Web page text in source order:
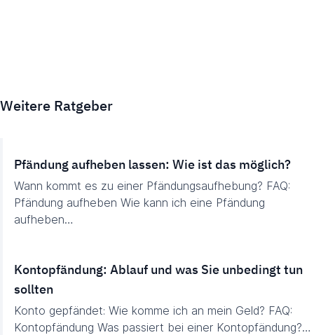
Weitere Ratgeber
Pfändung aufheben lassen: Wie ist das möglich?
Wann kommt es zu einer Pfändungsaufhebung? FAQ:
Pfändung aufheben Wie kann ich eine Pfändung
aufheben…
Kontopfändung: Ablauf und was Sie unbedingt tun
sollten
Konto gepfändet: Wie komme ich an mein Geld? FAQ:
Kontopfändung Was passiert bei einer Kontopfändung?…